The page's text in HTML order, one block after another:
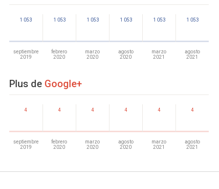
1 053
septiembre
2019
1 053
febrero
2020
1 053
marzo
2020
1 053
agosto
2020
1 053
marzo
2021
1 053
agosto
2021
Plus de Google+
4
septiembre
2019
4
febrero
2020
4
marzo
2020
4
agosto
2020
4
marzo
2021
4
agosto
2021